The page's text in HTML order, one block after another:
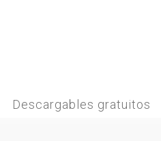
Descargables gratuitos